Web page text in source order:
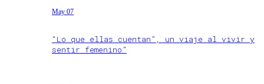
May 07
“Lo que ellas cuentan”, un viaje al vivir y
sentir femenino”